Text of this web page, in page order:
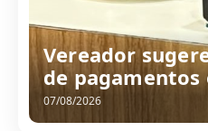
Vereador
de pagamentos
07/08/2026